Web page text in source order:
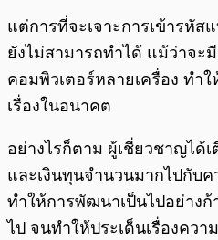
แต่การที่จะเจาะการเข้ารหัสแ
ยังไม่สามารถทำได้ แม้ว่าจะ
คอมพิวเตอร์หลายเครื่อง ทำใ
เรื่องในอนาคต
อย่างไรก็ตาม ผู้เชี่ยวชาญได้
และเงินทุนจำนวนมากไปกับ
ทำให้การพัฒนาเป็นไปอย่างก้
ไป จนทำให้ประเด็นเรื่องคว